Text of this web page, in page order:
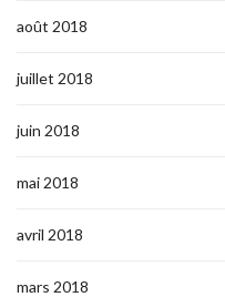
août 2018
juillet 2018
juin 2018
mai 2018
avril 2018
mars 2018